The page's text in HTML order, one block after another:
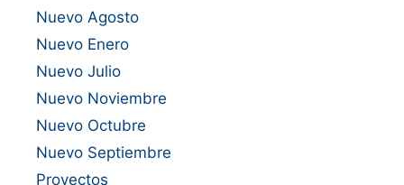
Nuevo Agosto
Nuevo Enero
Nuevo Julio
Nuevo Noviembre
Nuevo Octubre
Nuevo Septiembre
Proyectos